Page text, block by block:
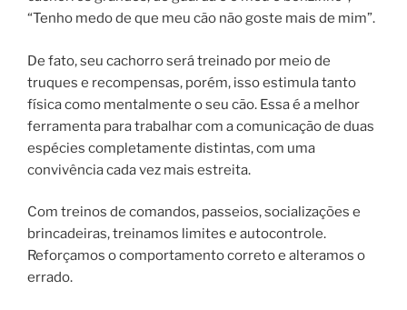
“Tenho medo de que meu cão não goste mais de mim”.
De fato, seu cachorro será treinado por meio de
truques e recompensas, porém, isso estimula tanto
física como mentalmente o seu cão. Essa é a melhor
ferramenta para trabalhar com a comunicação de duas
espécies completamente distintas, com uma
convivência cada vez mais estreita.
Com treinos de comandos, passeios, socializações e
brincadeiras, treinamos limites e autocontrole.
Reforçamos o comportamento correto e alteramos o
errado.